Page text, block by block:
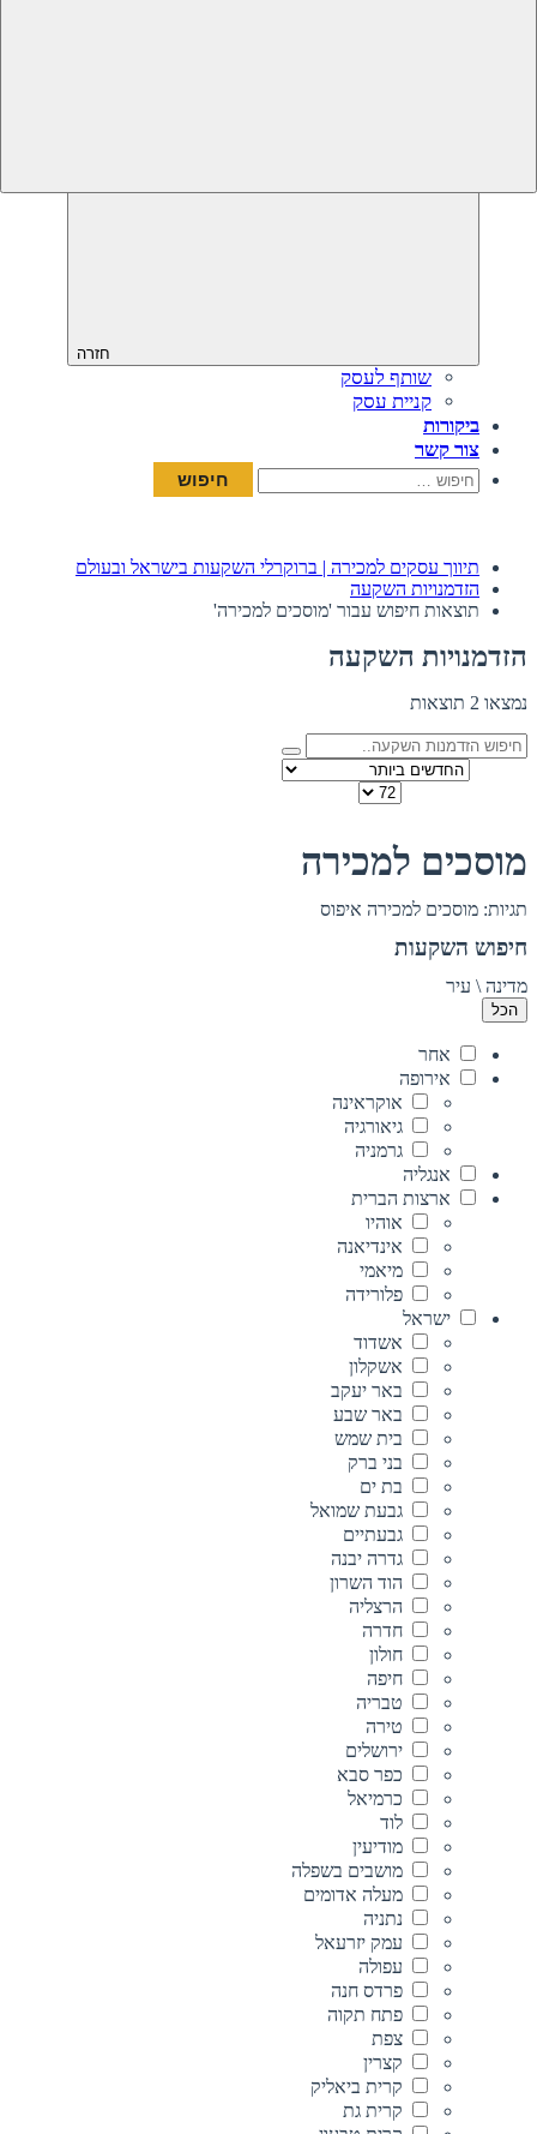
חזרה
שותף לעסק
קניית עסק
ביקורות
צור קשר
חיפוש:
תיווך עסקים למכירה | ברוקרלי השקעות בישראל ובעולם
הזדמנויות השקעה
תוצאות חיפוש עבור 'מוסכים למכירה'
הזדמנויות השקעה
נמצאו 2 תוצאות
מוסכים למכירה
תגיות: מוסכים למכירה איפוס
חיפוש השקעות
מדינה \ עיר
הכל
אחר
אירופה
אוקראינה
גיאורגיה
גרמניה
אנגליה
ארצות הברית
אוהיו
אינדיאנה
מיאמי
פלורידה
ישראל
אשדוד
אשקלון
באר יעקב
באר שבע
בית שמש
בני ברק
בת ים
גבעת שמואל
גבעתיים
גדרה יבנה
הוד השרון
הרצליה
חדרה
חולון
חיפה
טבריה
טירה
ירושלים
כפר סבא
כרמיאל
לוד
מודיעין
מושבים בשפלה
מעלה אדומים
נתניה
עמק יזרעאל
עפולה
פרדס חנה
פתח תקוה
צפת
קצרין
קרית ביאליק
קרית גת